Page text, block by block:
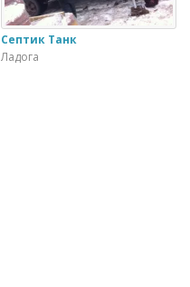
Септик Танк
Ладога